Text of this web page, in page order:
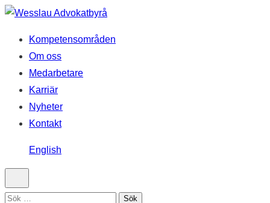
Hoppa
innehåll
Kompetensområden
Om oss
Medarbetare
Karriär
Nyheter
Kontakt
English
Sök